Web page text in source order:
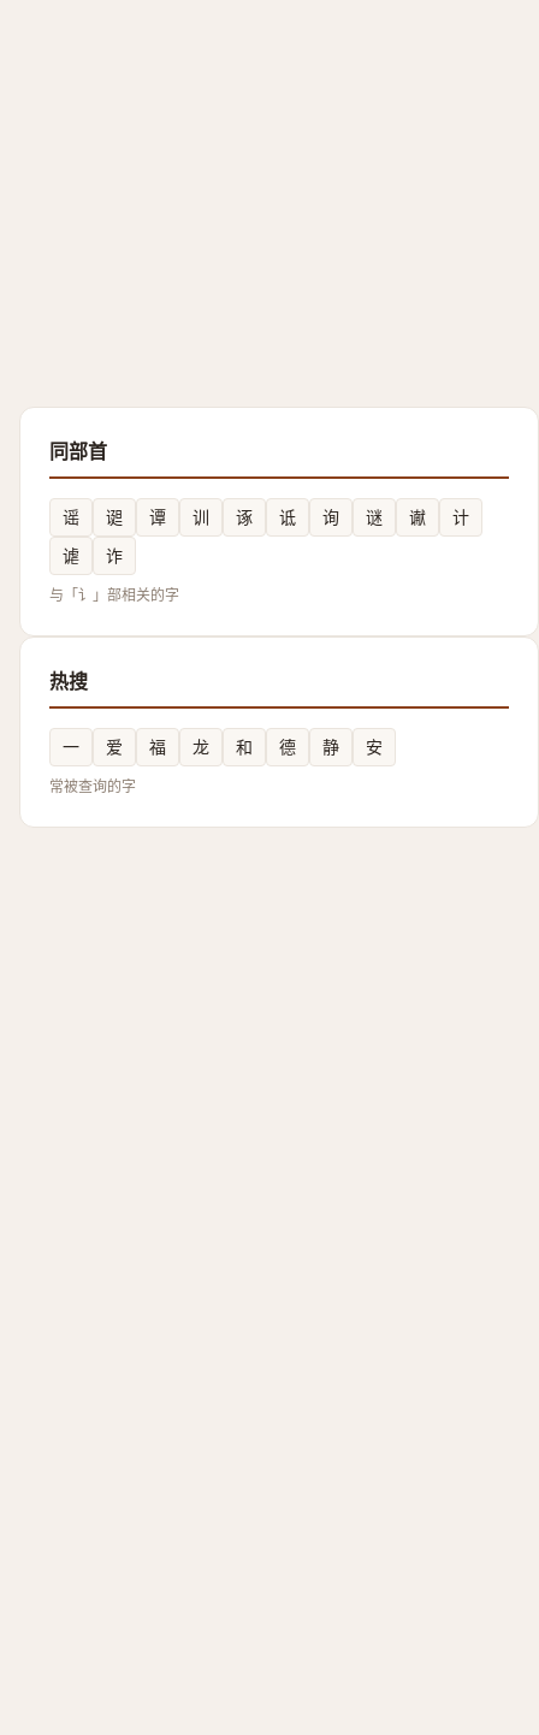
同部首
谣 䜥 谭 训 诼 诋 询 谜 谳
计
谑
诈
与「讠」部相关的字
热搜
一 爱 福 龙 和 德 静 安
常被查询的字